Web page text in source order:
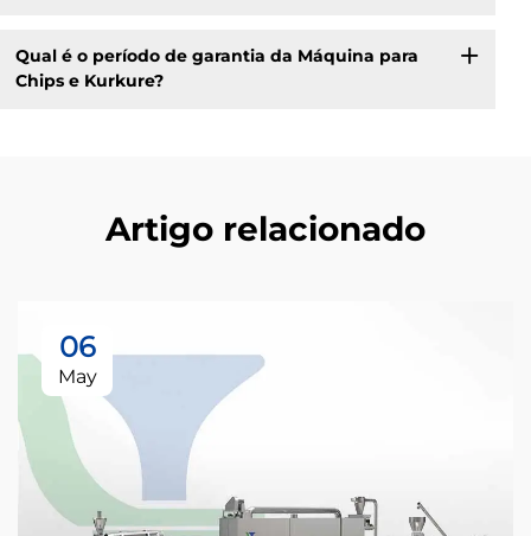
Qual é o período de garantia da Máquina para
Chips e Kurkure?
Artigo relacionado
06
May